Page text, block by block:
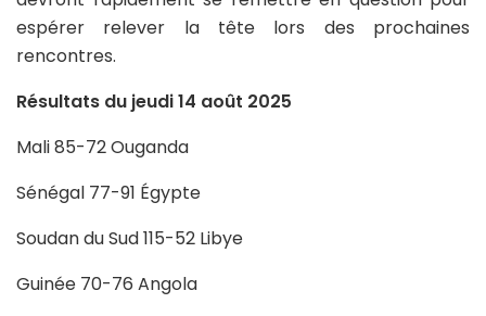
espérer relever la tête lors des prochaines
rencontres.
Résultats du jeudi 14 août 2025
Mali 85-72 Ouganda
Sénégal 77-91 Égypte
Soudan du Sud 115-52 Libye
Guinée 70-76 Angola